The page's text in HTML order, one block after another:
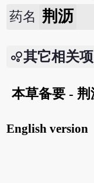
药名 荆沥
其它相关项
本草备要 - 荆
English version